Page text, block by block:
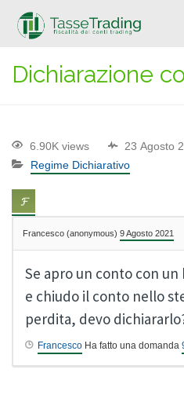
Dichiarazione
6.90K views
23 Agosto
Regime Dichiarativo
Francesco (anonymous) 9 Agosto 2021
Se apro un conto con
e chiudo il conto nello
perdita, devo
Francesco Ha fatto una domanda